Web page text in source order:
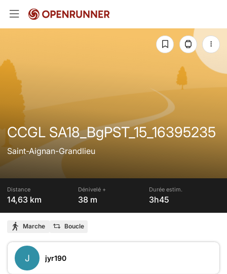
CCGL SA18_BgPST_15_16395235
Saint-Aignan-Grandlieu
Distance
14,63 km
Dénivelé +
38 m
Durée estim.
3h45
Marche Boucle
J jyr190